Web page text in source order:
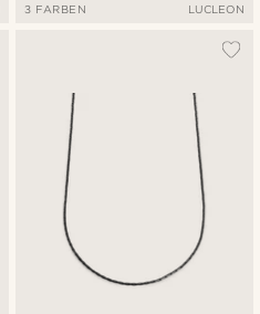
3 FARBEN LUCLEON